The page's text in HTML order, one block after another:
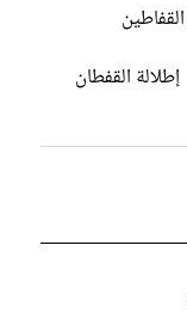
القفاطين
إطلالة القفطان